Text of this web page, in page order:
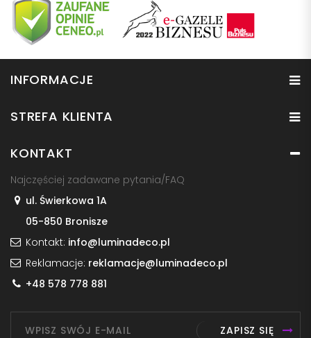
INFORMACJE
STREFA KLIENTA
KONTAKT
Najczęściej zadawane pytania/FAQ
ul. Świerkowa 1A
05-850 Bronisze
Kontakt: info@luminadeco.pl
Reklamacje: reklamacje@luminadeco.pl
+48 578 778 881
ZAPISZ SIĘ